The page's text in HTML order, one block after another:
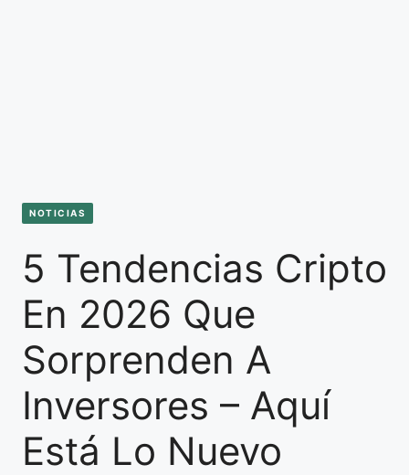
NOTICIAS
5 Tendencias Cripto
En 2026 Que
Sorprenden A
Inversores – Aquí
Está Lo Nuevo